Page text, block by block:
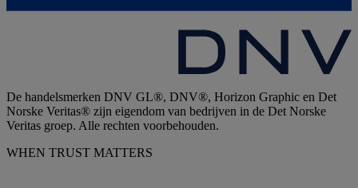
De handelsmerken DNV GL®, DNV®, Horizon Graphic en Det
Norske Veritas® zijn eigendom van bedrijven in de Det Norske
Veritas groep. Alle rechten voorbehouden.
WHEN TRUST MATTERS